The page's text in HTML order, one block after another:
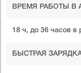
ВРЕМЯ РАБОТЫ В
18 ч, до 36 часов в
БЫСТРАЯ